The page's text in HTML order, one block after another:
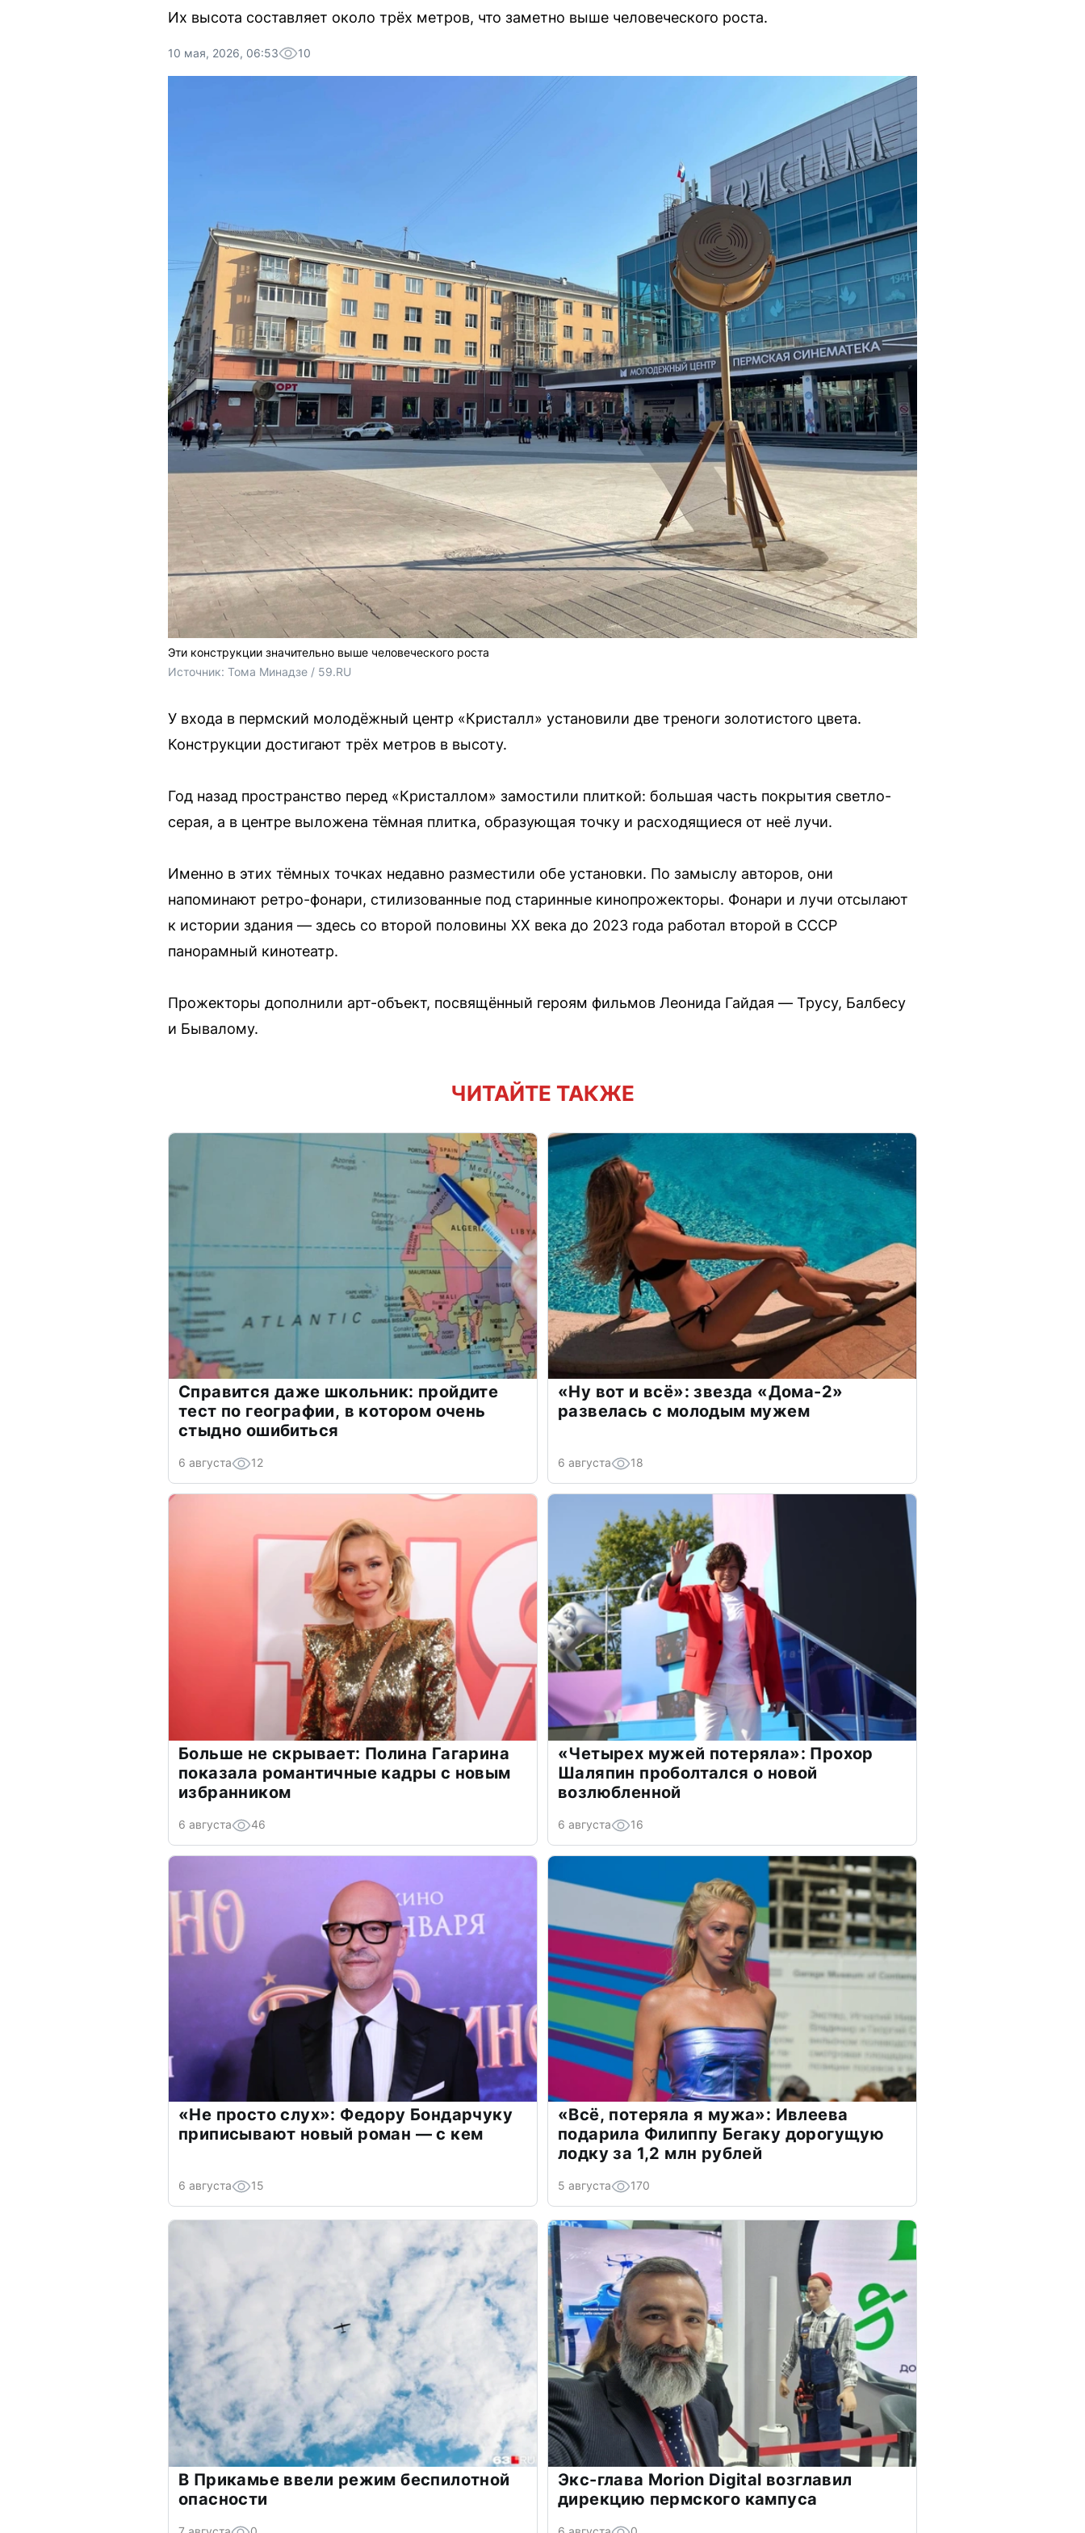
Их высота составляет около трёх метров, что заметно выше человеческого роста.
10 мая, 2026, 06:53 10
Эти конструкции значительно выше человеческого роста
Источник: Тома Минадзе / 59.RU
У входа в пермский молодёжный центр «Кристалл» установили две треноги золотистого цвета.
Конструкции достигают трёх метров в высоту.
Год назад пространство перед «Кристаллом» замостили плиткой: большая часть покрытия светло-
серая, а в центре выложена тёмная плитка, образующая точку и расходящиеся от неё лучи.
Именно в этих тёмных точках недавно разместили обе установки. По замыслу авторов, они
напоминают ретро-фонари, стилизованные под старинные кинопрожекторы. Фонари и лучи отсылают
к истории здания — здесь со второй половины XX века до 2023 года работал второй в СССР
панорамный кинотеатр.
Прожекторы дополнили арт-объект, посвящённый героям фильмов Леонида Гайдая — Трусу, Балбесу
и Бывалому.
ЧИТАЙТЕ ТАКЖЕ
Справится даже школьник: пройдите
тест по географии, в котором очень
стыдно ошибиться
6 августа 12
«Ну вот и всё»: звезда «Дома-2»
развелась с молодым мужем
6 августа 18
Больше не скрывает: Полина Гагарина
показала романтичные кадры с новым
избранником
6 августа 46
«Четырех мужей потеряла»: Прохор
Шаляпин проболтался о новой
возлюбленной
6 августа 16
«Не просто слух»: Федору Бондарчуку
приписывают новый роман — с кем
6 августа 15
«Всё, потеряла я мужа»: Ивлеева
подарила Филиппу Бегаку дорогущую
лодку за 1,2 млн рублей
5 августа 170
В Прикамье ввели режим беспилотной
опасности
Экс-глава Morion Digital возглавил
дирекцию пермского кампуса